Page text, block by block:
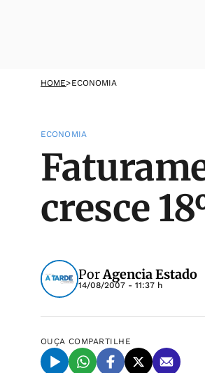
HOME>ECONOMIA
ECONOMIA
cresce
PorAgencia Estado
14/08/2007 - 11:37 h
OUÇA COMPARTILHE